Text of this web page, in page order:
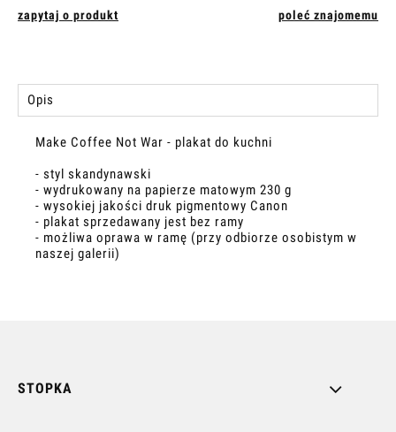
zapytaj o produkt poleć znajomemu
Opis
Make Coffee Not War - plakat do kuchni
- styl skandynawski
- wydrukowany na papierze matowym 230 g
- wysokiej jakości druk pigmentowy Canon
- plakat sprzedawany jest bez ramy
- możliwa oprawa w ramę (przy odbiorze osobistym w
naszej galerii)
STOPKA